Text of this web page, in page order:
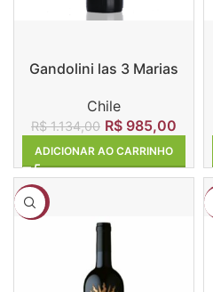
Gandolini las 3 Marias
Chile
R$1.134,00 R$ 985,00
ADICIONAR AO CARRINHO
-17%